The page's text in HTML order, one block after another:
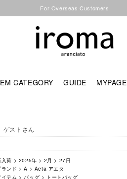
For Overseas Customers
CATEGORY GUIDE MYPAGE
ストさん
入荷 > 2025年 > 2月 > 27日
ランド >A > Aeta アエタ
イテム >バッグ > トートバッグ